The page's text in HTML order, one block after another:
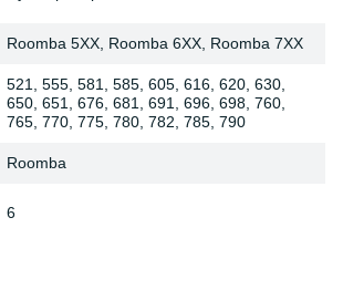
Roomba 5XX, Roomba 6XX, Roomba 7XX
521, 555, 581, 585, 605, 616, 620, 630,
650, 651, 676, 681, 691, 696, 698, 760,
765, 770, 775, 780, 782, 785, 790
Roomba
6